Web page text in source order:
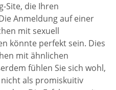
Site, die Ihren
Anmeldung auf einer
mit sexuell
könnte perfekt sein. Dies
mit ähnlichen
fühlen Sie sich wohl,
nicht als promiskuitiv